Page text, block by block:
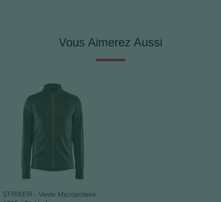
Vous Aimerez Aussi
STRIKER - Veste Micropolaire